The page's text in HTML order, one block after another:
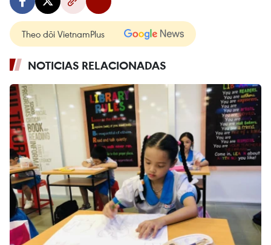
Theo dõi VietnamPlus
NOTICIAS RELACIONADAS